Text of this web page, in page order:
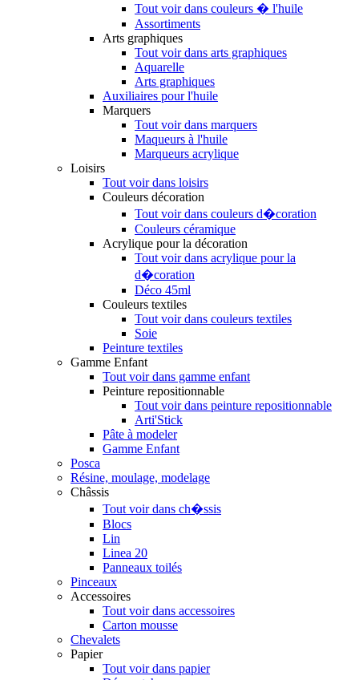
Tout voir dans couleurs � l'huile
Assortiments
Arts graphiques
Tout voir dans arts graphiques
Aquarelle
Arts graphiques
Auxiliaires pour l'huile
Marquers
Tout voir dans marquers
Maqueurs à l'huile
Marqueurs acrylique
Loisirs
Tout voir dans loisirs
Couleurs décoration
Tout voir dans couleurs d�coration
Couleurs céramique
Acrylique pour la décoration
Tout voir dans acrylique pour la
d�coration
Déco 45ml
Couleurs textiles
Tout voir dans couleurs textiles
Soie
Peinture textiles
Gamme Enfant
Tout voir dans gamme enfant
Peinture repositionnable
Tout voir dans peinture repositionnable
Arti'Stick
Pâte à modeler
Gamme Enfant
Posca
Résine, moulage, modelage
Châssis
Tout voir dans ch�ssis
Blocs
Lin
Linea 20
Panneaux toilés
Pinceaux
Accessoires
Tout voir dans accessoires
Carton mousse
Chevalets
Papier
Tout voir dans papier